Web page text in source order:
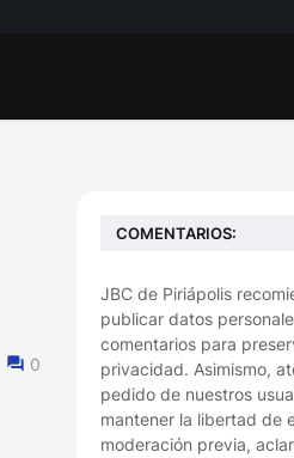
0
COMENTARIOS:
JBC de Piriápolis
publicar datos
comentarios para
privacidad. Asimismo,
pedido de nuestros
mantener la libertad de
moderación previa,